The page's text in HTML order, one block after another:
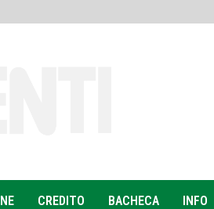
CREDITO BACHECA INFO